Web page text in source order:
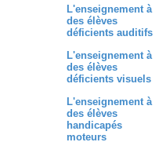
L'enseignement à
des élèves
déficients auditifs
L'enseignement à
des élèves
déficients visuels
L'enseignement à
des élèves
handicapés
moteurs